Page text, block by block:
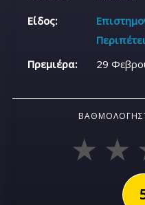
Είδος:
Πρεμιέρα:
29